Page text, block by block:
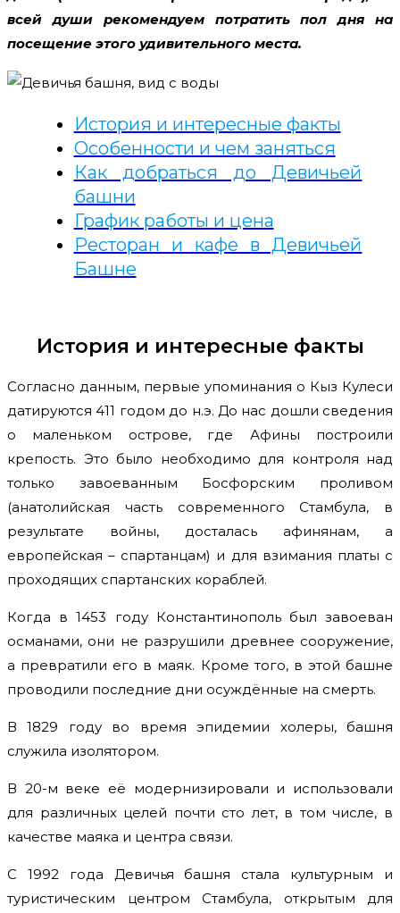
всей души рекомендуем потратить пол дня на
посещение этого удивительного места.
История и интересные факты
Особенности и чем заняться
Как добраться до Девичьей
башни
График работы и цена
Ресторан и кафе в Девичьей
Башне
История и интересные факты
Согласно данным, первые упоминания о Кыз Кулеси
датируются 411 годом до н.э. До нас дошли сведения
о маленьком острове, где Афины построили
крепость. Это было необходимо для контроля над
только завоеванным Босфорским проливом
(анатолийская часть современного Стамбула, в
результате войны, досталась афинянам, а
европейская – спартанцам) и для взимания платы с
проходящих спартанских кораблей.
Когда в 1453 году Константинополь был завоеван
османами, они не разрушили древнее сооружение,
а превратили его в маяк. Кроме того, в этой башне
проводили последние дни осуждённые на смерть.
В 1829 году во время эпидемии холеры, башня
служила изолятором.
В 20-м веке её модернизировали и использовали
для различных целей почти сто лет, в том числе, в
качестве маяка и центра связи.
С 1992 года Девичья башня стала культурным и
туристическим центром Стамбула, открытым для